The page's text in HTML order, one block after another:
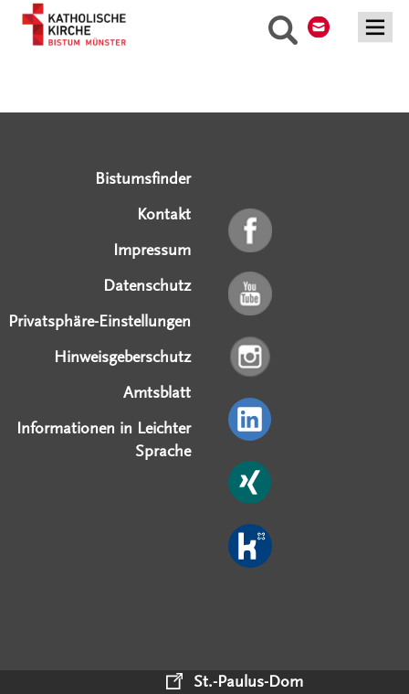
Suche
Bistumsfinder
Kontakt
Impressum
Datenschutz
Privatsphäre-Einstellungen
Hinweisgeberschutz
Amtsblatt
Informationen in Leichter
Sprache
St.-Paulus-Dom